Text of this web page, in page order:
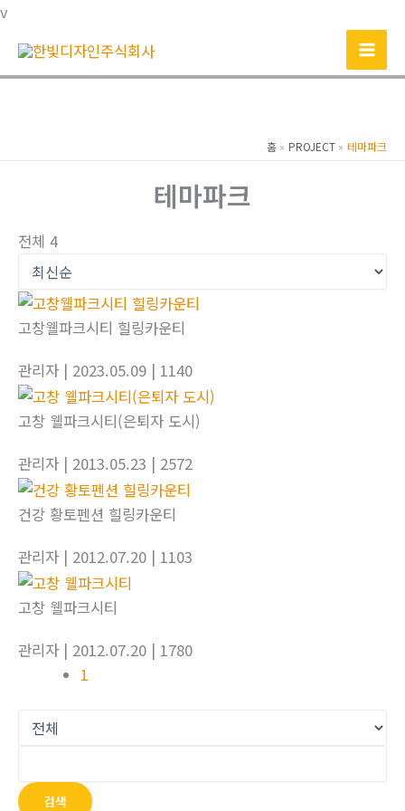
v
츠
로
홈 PROJECT 테마파크
테마파크
전체 4
고창웰파크시티 힐링카운티
관리자 | 2023.05.09 | 1140
고창 웰파크시티(은퇴자 도시)
관리자 | 2013.05.23 | 2572
건강 황토펜션 힐링카운티
관리자 | 2012.07.20 | 1103
고창 웰파크시티
관리자 | 2012.07.20 | 1780
1
검색